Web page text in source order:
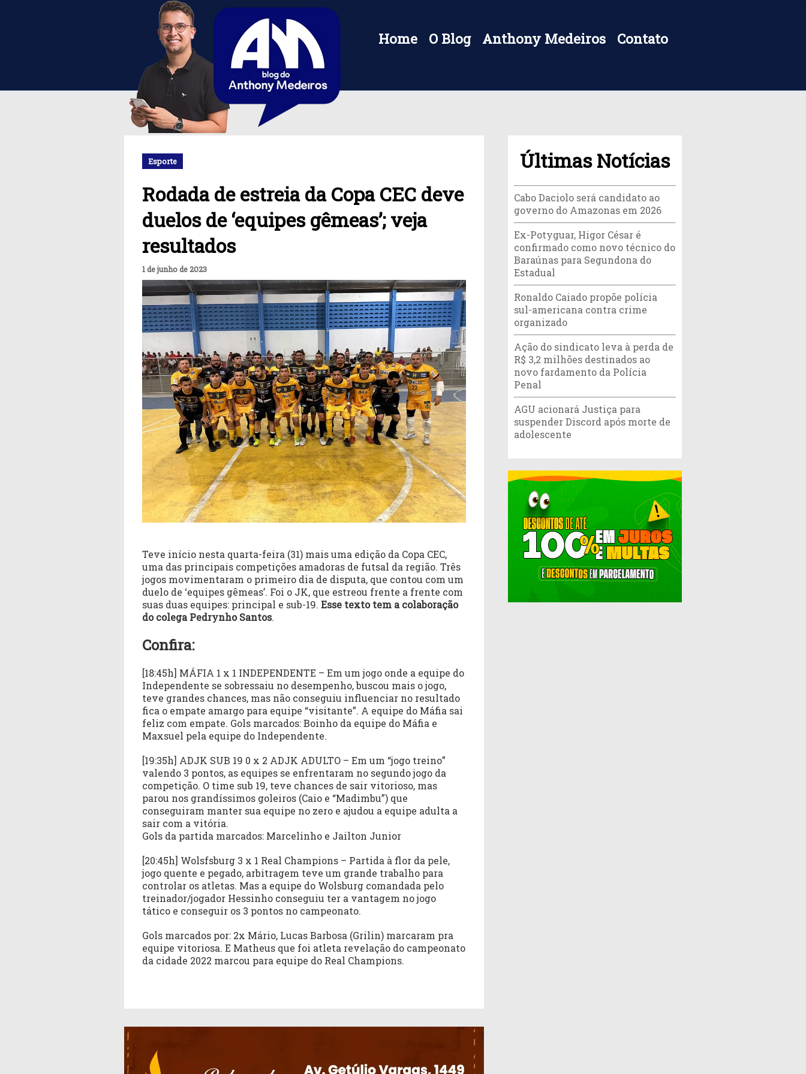
Home O Blog Anthony Medeiros Contato
Esporte
Rodada de estreia da Copa CEC deve
duelos de ‘equipes gêmeas’; veja
resultados
1 de junho de 2023
Teve início nesta quarta-feira (31) mais uma edição da Copa CEC,
uma das principais competições amadoras de futsal da região. Três
jogos movimentaram o primeiro dia de disputa, que contou com um
duelo de ‘equipes gêmeas’. Foi o JK, que estreou frente a frente com
suas duas equipes: principal e sub-19. Esse texto tem a colaboração
do colega Pedrynho Santos.
Confira:
[18:45h] MÁFIA 1 x 1 INDEPENDENTE – Em um jogo onde a equipe do
Independente se sobressaiu no desempenho, buscou mais o jogo,
teve grandes chances, mas não conseguiu influenciar no resultado
fica o empate amargo para equipe “visitante”. A equipe do Máfia sai
feliz com empate. Gols marcados: Boinho da equipe do Máfia e
Maxsuel pela equipe do Independente.
[19:35h] ADJK SUB 19 0 x 2 ADJK ADULTO – Em um “jogo treino”
valendo 3 pontos, as equipes se enfrentaram no segundo jogo da
competição. O time sub 19, teve chances de sair vitorioso, mas
parou nos grandíssimos goleiros (Caio e “Madimbu”) que
conseguiram manter sua equipe no zero e ajudou a equipe adulta a
sair com a vitória.
Gols da partida marcados: Marcelinho e Jailton Junior
[20:45h] Wolsfsburg 3 x 1 Real Champions – Partida à flor da pele,
jogo quente e pegado, arbitragem teve um grande trabalho para
controlar os atletas. Mas a equipe do Wolsburg comandada pelo
treinador/jogador Hessinho conseguiu ter a vantagem no jogo
tático e conseguir os 3 pontos no campeonato.
Gols marcados por: 2x Mário, Lucas Barbosa (Grilin) marcaram pra
equipe vitoriosa. E Matheus que foi atleta revelação do campeonato
da cidade 2022 marcou para equipe do Real Champions.
Últimas Notícias
Cabo Daciolo será candidato ao
governo do Amazonas em 2026
Ex-Potyguar, Higor César é
confirmado como novo técnico do
Baraúnas para Segundona do
Estadual
Ronaldo Caiado propõe polícia
sul-americana contra crime
organizado
Ação do sindicato leva à perda de
R$ 3,2 milhões destinados ao
novo fardamento da Polícia
Penal
AGU acionará Justiça para
suspender Discord após morte de
adolescente